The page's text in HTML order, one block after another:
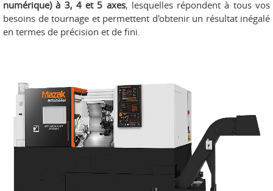
numérique) à 3, 4 et 5 axes, lesquelles répondent à tous vos
besoins de tournage et permettent d'obtenir un résultat inégalé
en termes de précision et de fini.